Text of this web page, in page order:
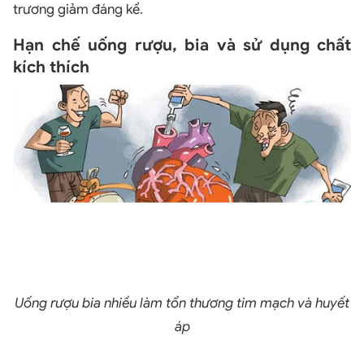
trương giảm đáng kể.
Hạn chế uống rượu, bia và sử dụng chất
kích thích
Uống rượu bia nhiều làm tổn thương tim mạch và huyết
áp